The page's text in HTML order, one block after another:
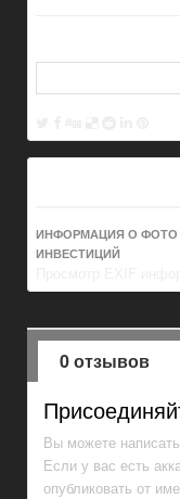
ИНФОРМАЦИЯ О ФОТО
ИНВЕСТИЦИЙ
0 отзывов
Вы можете написать
Если у вас есть
опубликовать от